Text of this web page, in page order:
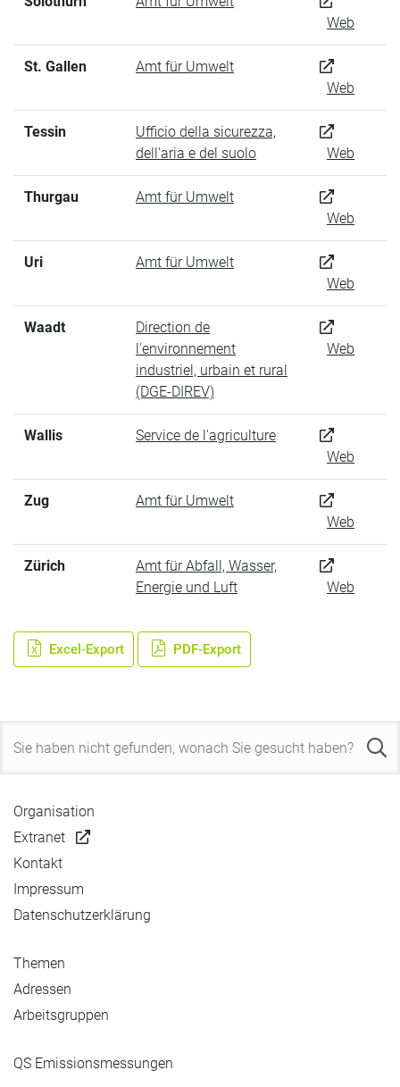
Web
St. Gallen
Amt für Umwelt
Web
Tessin
Ufficio della sicurezza,
dell'aria e del suolo
Web
Thurgau
Amt für Umwelt
Web
Uri
Amt für Umwelt
Web
Waadt
Direction de
l'environnement
industriel, urbain et rural
(DGE-DIREV)
Web
Wallis
Service de l'agriculture
Web
Zug
Amt für Umwelt
Web
Zürich
Amt für Abfall, Wasser,
Energie und Luft
Web
Excel-Export PDF-Export
Organisation
Extranet
Kontakt
Impressum
Datenschutzerklärung
Themen
Adressen
Arbeitsgruppen
QS Emissionsmessungen